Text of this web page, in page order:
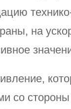
на
со